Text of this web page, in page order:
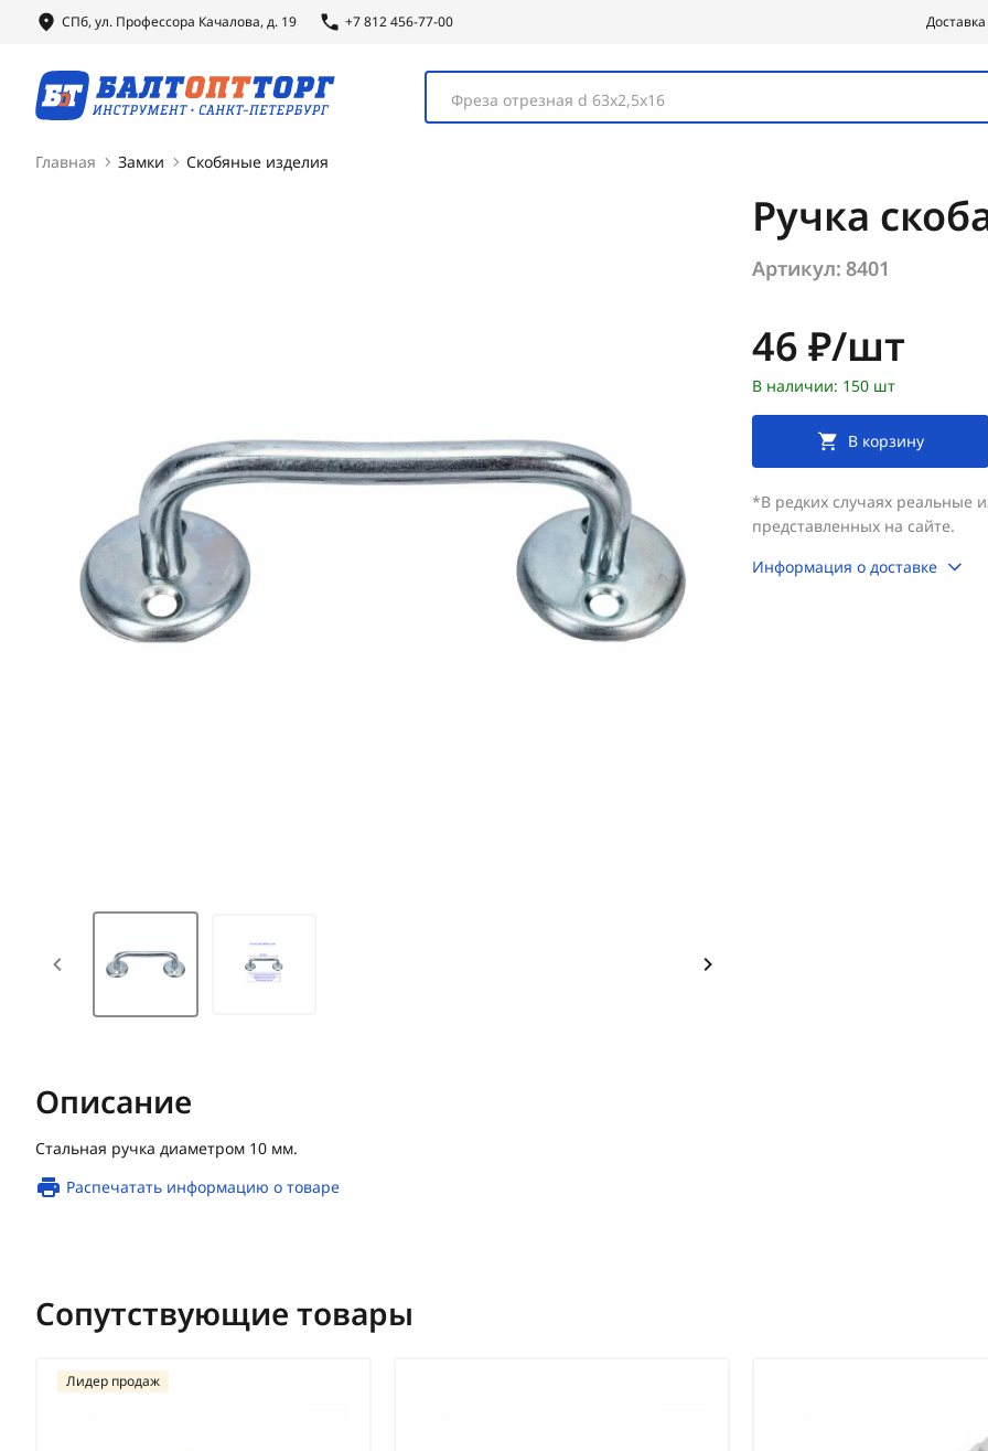
СПб, ул. Профессора Качалова, д. 19 +7 812 456-77-00 Доставка
Фреза отрезная d 63х2,5х16
Главная Замки Скобяные изделия
Ручка
Артикул: 8401
Цена:
46 ₽/шт
В наличии: 150 шт
В корзину
*В редких случаях реальные
представленных на сайте.
Информация о доставке
Описание
Стальная ручка диаметром 10 мм.
Распечатать информацию о товаре
Сопутствующие товары
Лидер продаж